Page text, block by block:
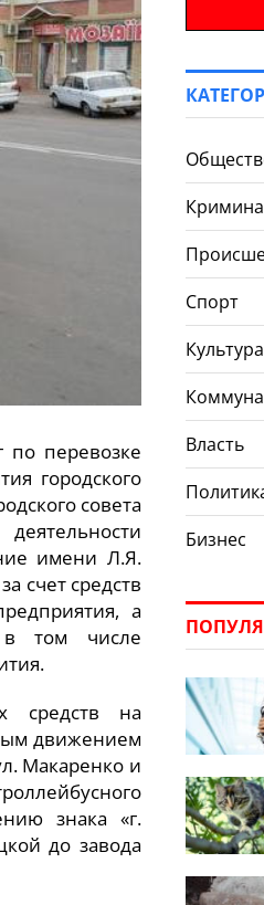
по перевозке
городского
совета
имени Л.Я.
счет средств
а
в том числе
средств на
движением
Макаренко и
знака «г.
до завода
Спорт
Культура
Власть
Бизнес